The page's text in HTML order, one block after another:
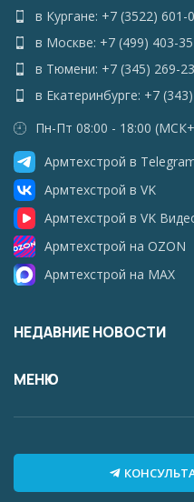
в Кургане: +7 (3522) 601-
в Москве: +7 (499) 403-
в Тюмени: +7 (345) 269-
в Екатеринбурге: +7
Пн-Пт 08:00 - 18:00
Армтехстрой в
Армтехстрой в VK
Армтехстрой в VK
Армтехстрой на OZON
Армтехстрой на MAX
НЕДАВНИЕ НОВОСТИ
МЕНЮ